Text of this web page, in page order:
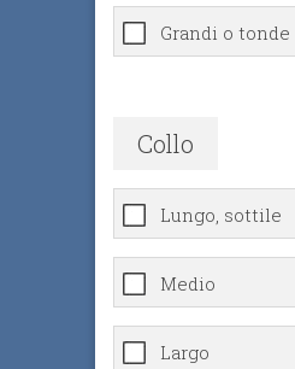
Grandi o tonde
Collo
Lungo, sottile
Medio
Largo